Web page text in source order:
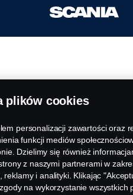
plików cookies
personalizacji zawartości oraz
funkcji mediów
Dzielimy się również
z naszymi partnerami w
reklamy i analityki. Klikając
na wykorzystanie wszystkich